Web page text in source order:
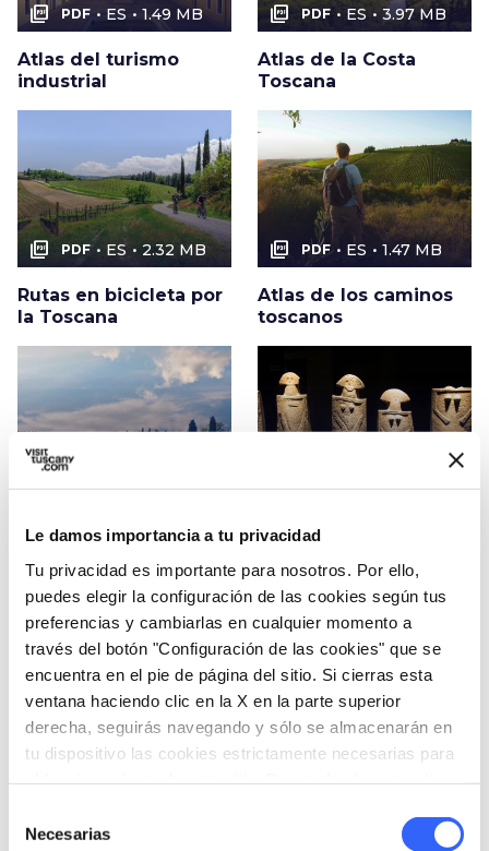
Le damos importancia a tu privacidad
Tu privacidad es importante para nosotros. Por ello,
puedes elegir la configuración de las cookies según tus
preferencias y cambiarlas en cualquier momento a
través del botón "Configuración de las cookies" que se
encuentra en el pie de página del sitio. Si cierras esta
ventana haciendo clic en la X en la parte superior
derecha, seguirás navegando y sólo se almacenarán en
tu dispositivo las cookies estrictamente necesarias para
Necesarias
picture_as_pdf PDF ES 1.49 MB
Atlas del turismo
industrial
picture_as_pdf PDF ES 3.97 MB
Atlas de la Costa
Toscana
picture_as_pdf PDF ES 2.32 MB
Rutas en bicicleta por
la Toscana
picture_as_pdf PDF ES 1.47 MB
Atlas de los caminos
toscanos
picture_as_pdf PDF ES 6.76 MB
Atlas del vino en la
picture_as_pdf PDF ES 1.40 MB
Atlas de los itinerarios
picture_as_pdf PDF ES 2.28 MB
Vivir la Tierras de
agua
picture_as_pdf PDF ES 1.62 MB
Atlas de los Itinerarios
de la Toscana